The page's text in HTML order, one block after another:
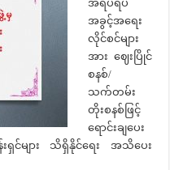
အရပ်ရပ်
အခွင့်အရေး
လိုင်စင်များ
အား ဈေးပြိုင်
စနစ်/
သက်တမ်း
တိုးစနစ်ဖြင့်
ရောင်းချပေး
ရှင်များ သိရှိနိုင်ရေး အသိပေး